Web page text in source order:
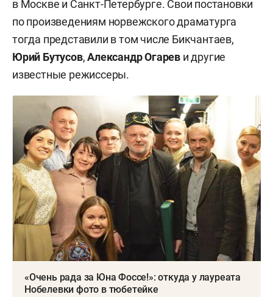
в Москве и Санкт-Петербурге. Свои постановки
по произведениям норвежского драматурга
тогда представили в том числе Бикчантаев,
Юрий Бутусов,Александр Огарев и другие
известные режиссеры.
«Очень рада за Юна Фоссе!»: откуда у лауреата
Нобелевки фото в тюбетейке